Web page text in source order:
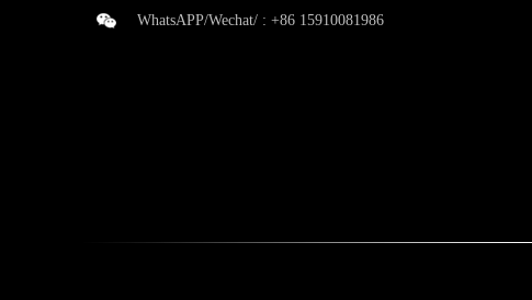
WhatsAPP/Wechat/ : +86 15910081986